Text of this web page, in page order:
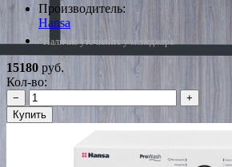
Производитель:
Hansa
*Наличие уточняйте у менеджера
15180 руб.
Кол-во:
−
+
Купить